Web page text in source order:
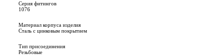
Серия фитингов
1076
Материал корпуса изделия
Сталь с цинковым покрытием
Тип присоединения
Резьбовые